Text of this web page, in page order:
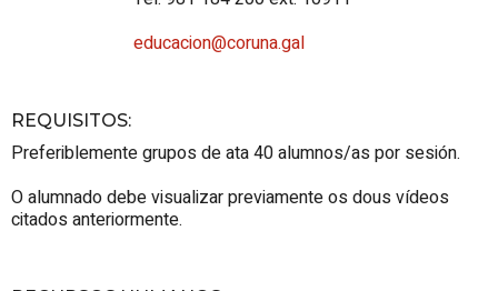
educacion@coruna.gal
REQUISITOS:
Preferiblemente grupos de ata 40 alumnos/as por sesión.
O alumnado debe visualizar previamente os dous vídeos
citados anteriormente.